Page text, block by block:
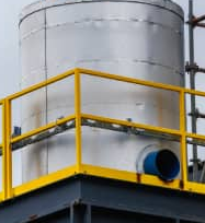
en 2004, FABMEC
construction
nous le sommes